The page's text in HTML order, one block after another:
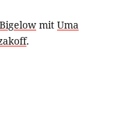
mit Uma
.